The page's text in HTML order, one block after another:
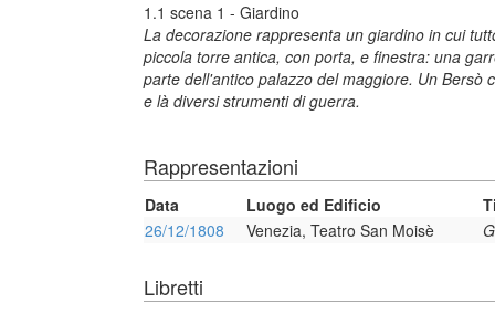
1.1 scena 1 - Giardino
La decorazione rappresenta un giardino in cui
piccola torre antica, con porta, e finestra: una
parte dell'antico palazzo del maggiore. Un Bersò
e là diversi strumenti di guerra.
Rappresentazioni
Data Luogo ed Edificio
26/12/1808
Venezia, Teatro San Moisè
Libretti